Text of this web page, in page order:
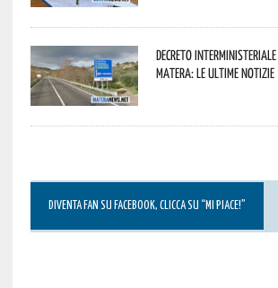
Decreto interministeriale
Matera: le ultime notizie
DIVENTA FAN SU FACEBOOK, CLICCA SU “MI PIACE!”